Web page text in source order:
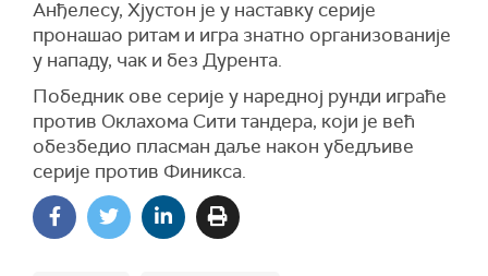
Анђелесу, Хјустон је у наставку серије
пронашао ритам и игра знатно организованије
у нападу, чак и без Дурента.
Победник ове серије у наредној рунди играће
против Оклахома Сити тандера, који је већ
обезбедио пласман даље након убедљиве
серије против Финикса.